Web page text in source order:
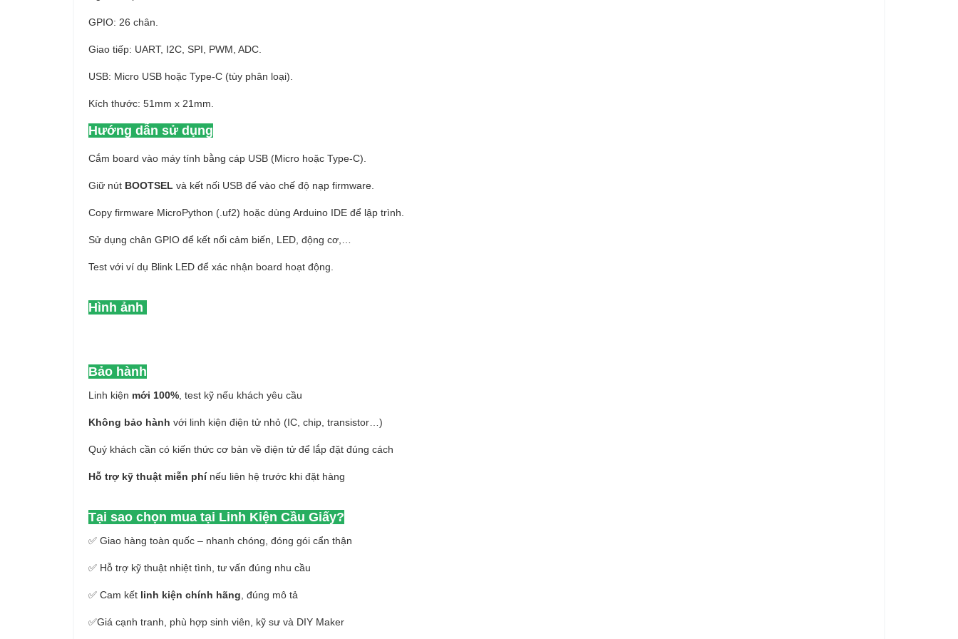
GPIO: 26 chân.
Giao tiếp: UART, I2C, SPI, PWM, ADC.
USB: Micro USB hoặc Type-C (tùy phân loại).
Kích thước: 51mm x 21mm.
Hướng dẫn sử dụng
Cắm board vào máy tính bằng cáp USB (Micro hoặc Type-C).
Giữ nút BOOTSEL và kết nối USB để vào chế độ nạp firmware.
Copy firmware MicroPython (.uf2) hoặc dùng Arduino IDE để lập trình.
Sử dụng chân GPIO để kết nối cảm biến, LED, động cơ,…
Test với ví dụ Blink LED để xác nhận board hoạt động.
Hình ảnh
Bảo hành
Linh kiện mới 100% , test kỹ nếu khách yêu cầu
Không bảo hành với linh kiện điện tử nhỏ (IC, chip, transistor…)
Quý khách cần có kiến thức cơ bản về điện tử để lắp đặt đúng cách
Hỗ trợ kỹ thuật miễn phínếu liên hệ trước khi đặt hàng
Tại sao chọn mua tại Linh Kiện Cầu Giấy?
✅ Giao hàng toàn quốc – nhanh chóng, đóng gói cẩn thận
✅ Hỗ trợ kỹ thuật nhiệt tình, tư vấn đúng nhu cầu
✅ Cam kết linh kiện chính hãng , đúng mô tả
✅Giá cạnh tranh, phù hợp sinh viên, kỹ sư và DIY Maker